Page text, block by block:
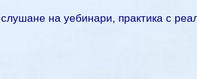
на уебинари, практика с